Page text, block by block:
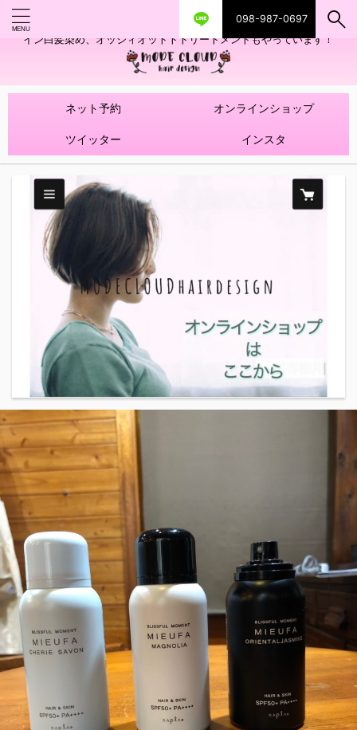
098-987-0697
艶ツヤヘアカラー！髪質改善トリートメントやハイライトを使ったデザ
イン白髪染め、オッジィオットトトリートメントもやっています！
ネット予約 オンラインショップ
ツイッター インスタ